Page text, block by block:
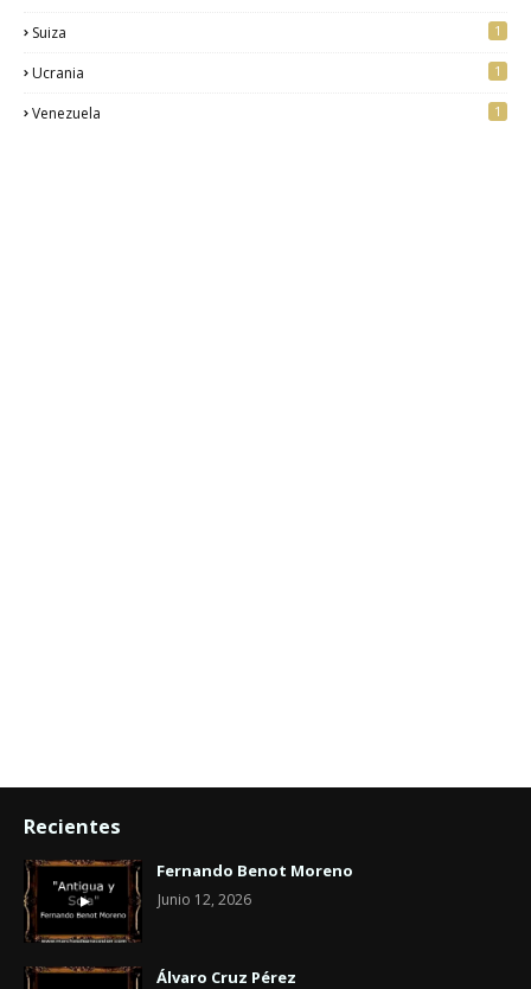
Suiza
1
Ucrania 1
Venezuela 1
Recientes
Fernando Benot Moreno
Junio 12, 2026
Álvaro Cruz Pérez